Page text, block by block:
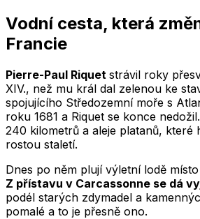
Vodní cesta, která
Francie
Pierre-Paul Riquet strávil roky
XIV., než mu král dal zelenou ke
spojujícího Středozemní moře s
roku 1681 a Riquet se konce
240 kilometrů a aleje platanů, které
rostou staletí.
Dnes po něm plují výletní lodě
Z přístavu v Carcassonne se dá
podél starých zdymadel a
pomalé a to je přesně ono.